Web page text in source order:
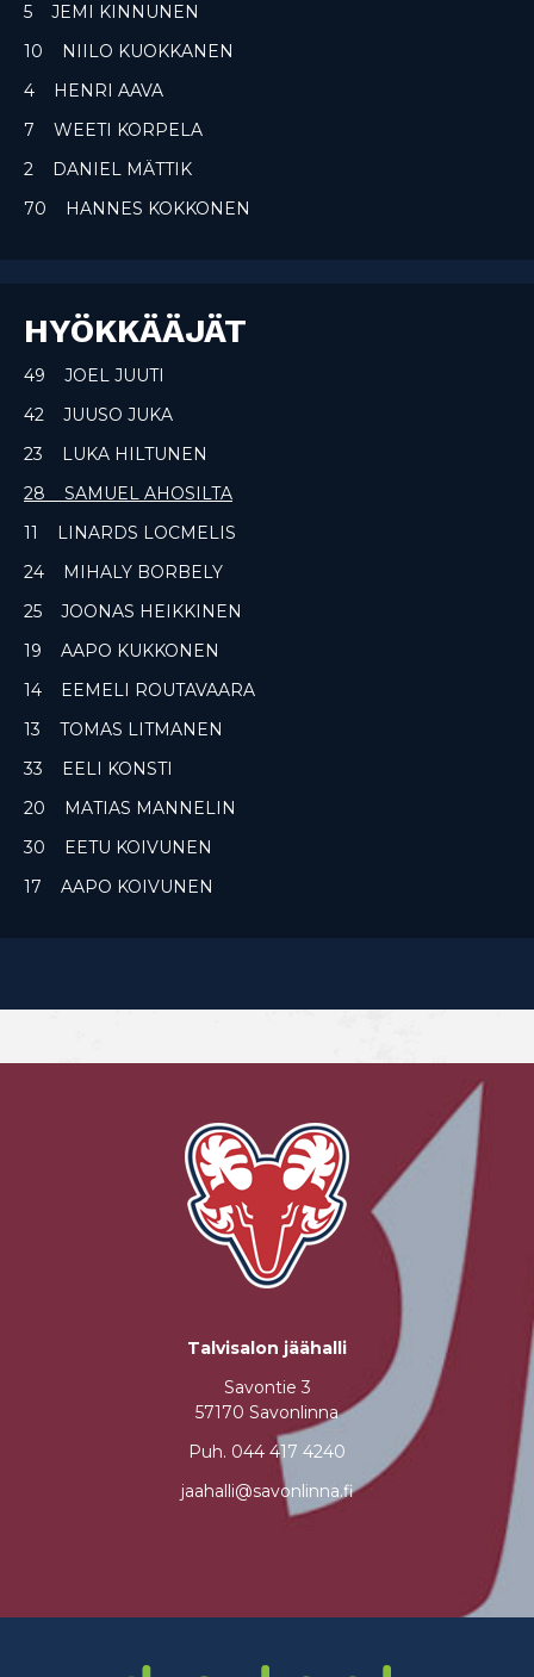
5 JEMI KINNUNEN
10 NIILO KUOKKANEN
4 HENRI AAVA
7 WEETI KORPELA
2 DANIEL MÄTTIK
70 HANNES KOKKONEN
HYÖKKÄÄJÄT
49 JOEL JUUTI
42 JUUSO JUKA
23 LUKA HILTUNEN
28 SAMUEL AHOSILTA
11 LINARDS LOCMELIS
24 MIHALY BORBELY
25 JOONAS HEIKKINEN
19 AAPO KUKKONEN
14 EEMELI ROUTAVAARA
13 TOMAS LITMANEN
33 EELI KONSTI
20 MATIAS MANNELIN
30 EETU KOIVUNEN
17 AAPO KOIVUNEN
Talvisalon jäähalli
Savontie 3
57170 Savonlinna
Puh. 044 417 4240
jaahalli@savonlinna.fi